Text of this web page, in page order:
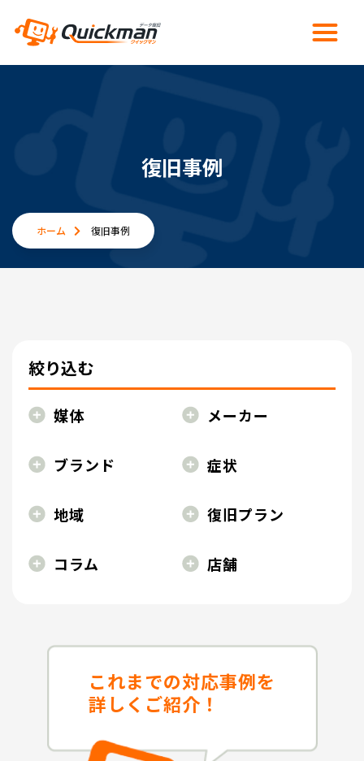
復旧事例
ホーム 復旧事例
絞り込む
媒体 メーカー
ブランド 症状
地域 復旧プラン
コラム 店舗
これまでの対応事例を
詳しくご紹介！